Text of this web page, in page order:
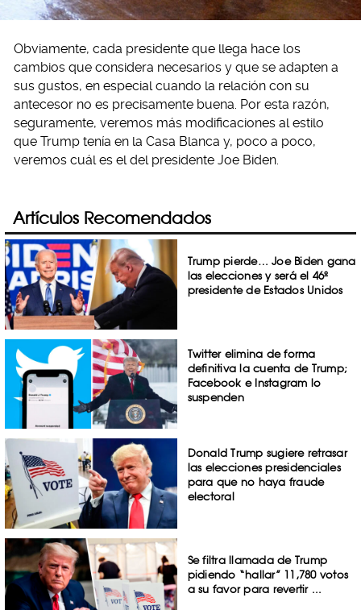
Obviamente, cada presidente que llega hace los
cambios que considera necesarios y que se adapten a
sus gustos, en especial cuando la relación con su
antecesor no es precisamente buena. Por esta razón,
seguramente, veremos más modificaciones al estilo
que Trump tenía en la Casa Blanca y, poco a poco,
veremos cuál es el del presidente Joe Biden.
Artículos Recomendados
Trump pierde… Joe Biden gana
las elecciones y será el 46º
presidente de Estados Unidos
Twitter elimina de forma
definitiva la cuenta de Trump;
Facebook e Instagram lo
suspenden
Donald Trump sugiere retrasar
las elecciones presidenciales
para que no haya fraude
electoral
Se filtra llamada de Trump
pidiendo “hallar” 11,780 votos
a su favor para revertir ...